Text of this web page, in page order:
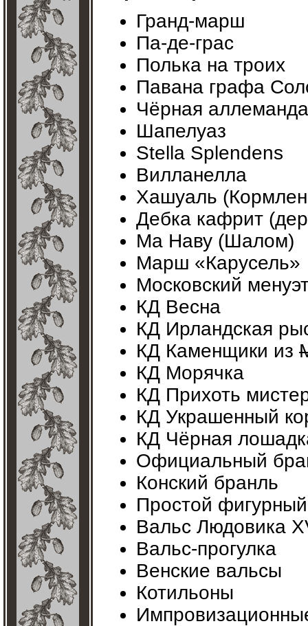
Гранд-марш
Па-де-грас
Полька на троих
Павана графа
Чёрная аллеманда
Шапелуаз
Stella Splendens
Вилланелла
Хашуаль
Дебка кафрит
Ма Наву (Шалом)
Марш «Карусель»
Московский
КД Весна
КД Ирландская
КД Каменщики из
КД Морячка
КД Прихоть
КД Украшенный
КД Чёрная
Официальный
Конский бранль
Простой
Вальс Людовика
Вальс-прогулка
Венские вальсы
Котильоны